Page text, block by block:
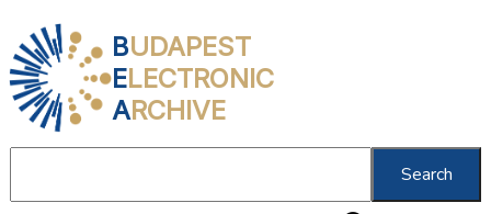
BUDAPEST
ELECTRONIC
ARCHIVE
Search